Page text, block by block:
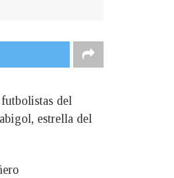
del
estrella del